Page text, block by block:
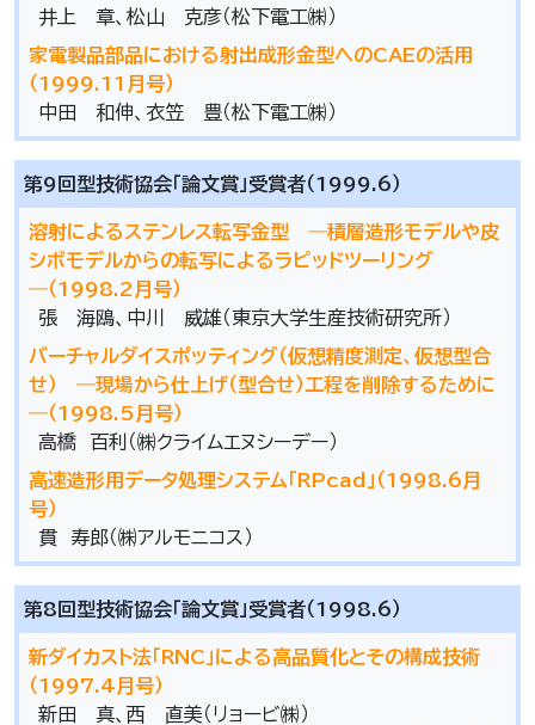
井上 章、松山 克彦（松下電工㈱）
家電製品部品における射出成形金型へのCAEの活用
（1999.11月号）
中田 和伸、衣笠 豊（松下電工㈱）
第9回型技術協会「論文賞」受賞者（1999.6）
溶射によるステンレス転写金型 ―積層造形モデルや皮
シボモデルからの転写によるラピッドツーリング
―（1998.2月号）
張 海鴎、中川 威雄（東京大学生産技術研究所）
バーチャルダイスポッティング（仮想精度測定、仮想型合
せ） ―現場から仕上げ（型合せ）工程を削除するために
―（1998.5月号）
高橋 百利（㈱クライムエヌシーデー）
高速造形用データ処理システム「RPcad」（1998.6月
号）
貫 寿郎（㈱アルモニコス）
第8回型技術協会「論文賞」受賞者（1998.6）
新ダイカスト法「RNC」による高品質化とその構成技術
（1997.4月号）
新田 真、西 直美（リョービ㈱）